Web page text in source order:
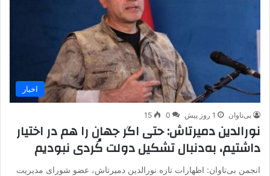
اخبار
بی‌تاوان 1 روز پیش 0
15
نورالدین دمیرتاش: حتی اگر جهان را هم در اختیار
داشتیم، به‌دنبال تشکیل دولت کُردی نبودیم
انجمن بی‌تاوان: اظهارات تازه نورالدین دمیرتاش، عضو شورای مدیریت